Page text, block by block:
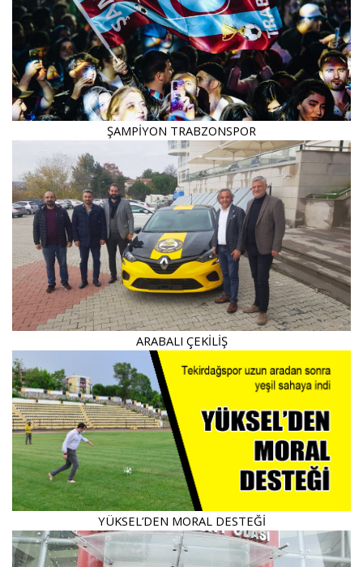
ŞAMPİYON TRABZONSPOR
ARABALI ÇEKİLİŞ
YÜKSEL’DEN MORAL DESTEĞİ